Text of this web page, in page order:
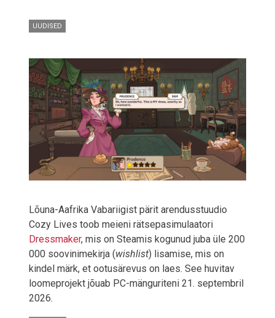
UUDISED
Lõuna-Aafrika Vabariigist pärit arendusstuudio
Cozy Lives toob meieni rätsepasimulaatori
Dressmaker, mis on Steamis kogunud juba üle 200
000 soovinimekirja (wishlist) lisamise, mis on
kindel märk, et ootusärevus on laes. See huvitav
loomeprojekt jõuab PC-mänguriteni 21. septembril
2026.